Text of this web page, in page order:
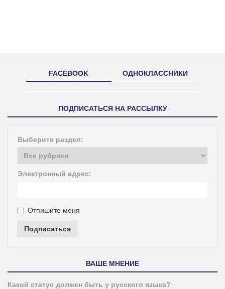
FACEBOOK ОДНОКЛАССНИКИ
ПОДПИСАТЬСЯ НА РАССЫЛКУ
Выберите раздел:
Электронный адрес:
Отпишите меня
Подписаться
ВАШЕ МНЕНИЕ
Какой статус должен быть у русского языка?